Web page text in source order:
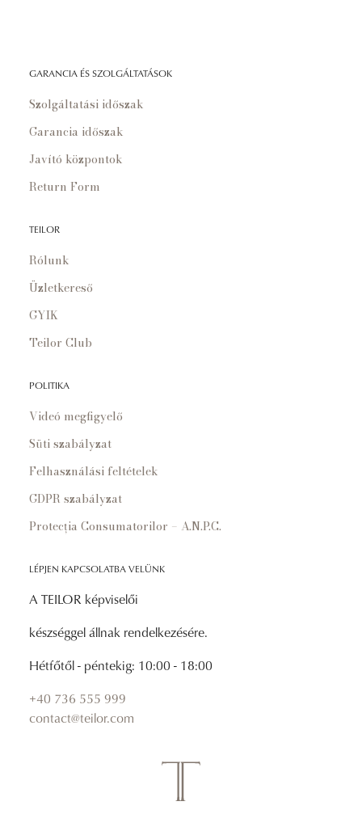
GARANCIA ÉS SZOLGÁLTATÁSOK
Szolgáltatási időszak
Garancia időszak
Javító központok
Return Form
TEILOR
Rólunk
Üzletkereső
GYIK
Teilor Club
POLITIKA
Videó megfigyelő
Süti szabályzat
Felhasználási feltételek
GDPR szabályzat
Protecția Consumatorilor – A.N.P.C.
LÉPJEN KAPCSOLATBA VELÜNK
A TEILOR képviselői
készséggel állnak rendelkezésére.
Hétfőtől - péntekig: 10:00 - 18:00
+40 736 555 999
contact@teilor.com